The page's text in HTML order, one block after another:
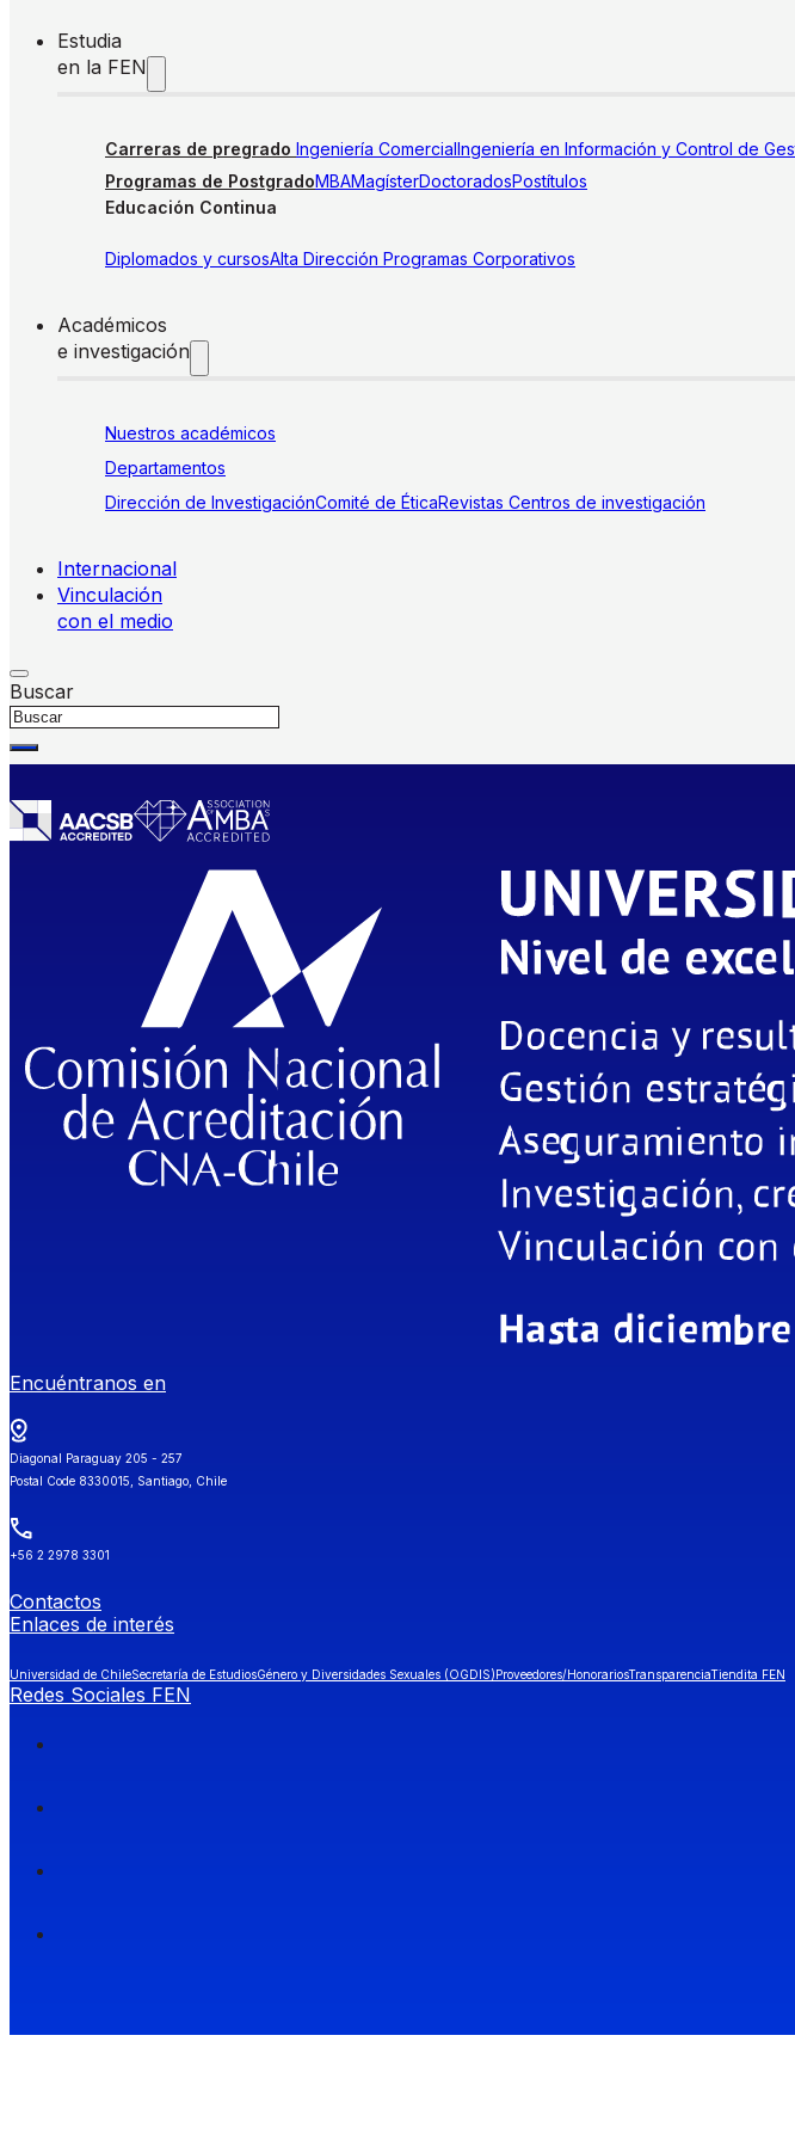
Estudia
en la FEN
Carreras de pregrado Ingeniería ComercialIngeniería en Información y Control de
Programas de PostgradoMBAMagísterDoctoradosPostítulos
Educación Continua
Diplomados y cursosAlta Dirección Programas Corporativos
Académicos
e investigación
Nuestros académicos
Departamentos
Dirección de InvestigaciónComité de ÉticaRevistas Centros de investigación
Internacional
Vinculación
con el medio
Buscar
Encuéntranos en
Diagonal Paraguay 205 - 257
Postal Code 8330015, Santiago, Chile
+56 2 2978 3301
Contactos
Enlaces de interés
Universidad de ChileSecretaría de EstudiosGénero y Diversidades Sexuales (OGDIS)Proveedores/HonorariosTransparenciaTiendita FEN
Redes Sociales FEN